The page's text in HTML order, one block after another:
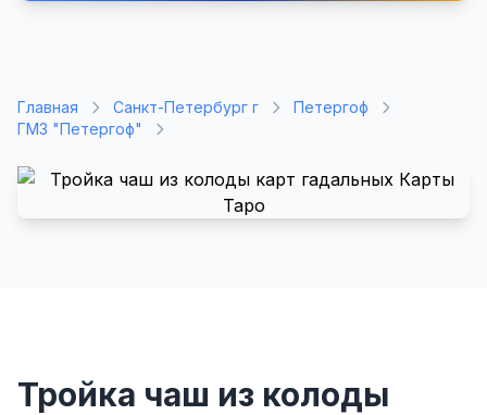
Главная Санкт-Петербург г
Петергоф
ГМЗ "Петергоф"
Тройка чаш из колоды